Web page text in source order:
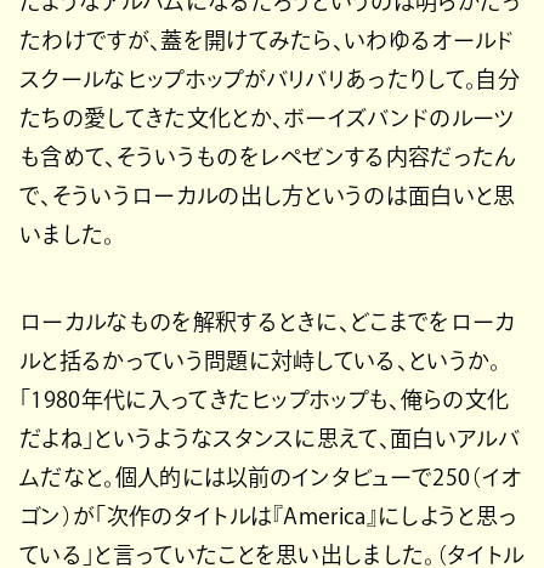
たわけですが、蓋を開けてみたら、いわゆるオールド
スクールなヒップホップがバリバリあったりして。自分
たちの愛してきた文化とか、ボーイズバンドのルーツ
も含めて、そういうものをレペゼンする内容だったん
で、そういうローカルの出し方というのは面白いと思
いました。
ローカルなものを解釈するときに、どこまでをローカ
ルと括るかっていう問題に対峙している、というか。
「1980年代に入ってきたヒップホップも、俺らの文化
だよね」というようなスタンスに思えて、面白いアルバ
ムだなと。個人的には以前のインタビューで250（イオ
ゴン）が「次作のタイトルは『America』にしようと思っ
ている」と言っていたことを思い出しました。（タイトル